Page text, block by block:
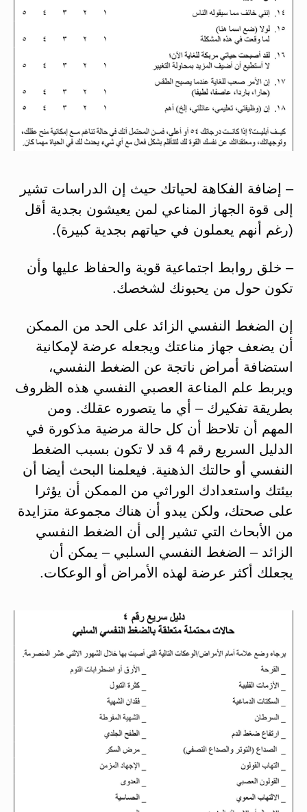
– إضافة الفكاهة لحياتك حيث إن الدراسات تشير
إلى قوة الجهاز المناعي لمن يعيشون بجدية أقل
(رغم أنهم يعملون في حياتهم بجدية كبيرة).
– خلق روابط اجتماعية قوية والحفاظ عليها وأن
تكون حول من يحبونك لشخصك.
إن الضغط النفسي الزائد على الحد من الممكن
أن يضعف جهاز مناعتك ويجعله عرضة لإمكانية
استضافة أمراض ناتجة عن الضغط النفسي،
ويربط علم المناعة العصبي النفسي هذه الظروف
بطريقة تفكيرك – أي ما يتصوره عقلك. ومن
المهم أن تلاحظ أن كل حالة مرضية مذكورة في
الدليل السريع رقم 4 قد لا تكون بسبب الضغط
النفسي أو حالتك الذهنية. فيعلمنا البحث أيضا أن
بيئتك واستعدادك الوراثي من الممكن أن يؤثرا
على صحتك، ولكن يبدو أن هناك مجموعة متزايدة
من الأبحاث التي تشير إلى أن الضغط النفسي
الزائد – الضغط النفسي السلبي – يمكن أن
يجعلك أكثر عرضة لهذه الأمراض أو الوعكات.